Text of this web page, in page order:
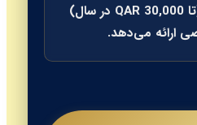
کمک‌هزینه مسکن (تا 30,000 QAR در سال)
ارائه می‌دهد.